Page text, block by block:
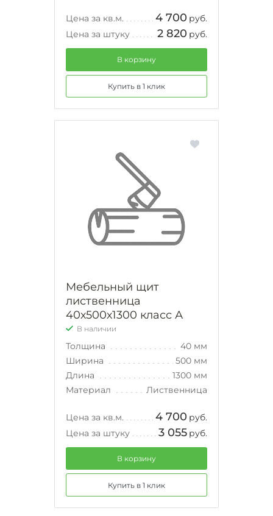
Цена за кв.м. 4 700 руб.
Цена за штуку
2 820 руб.
В корзину
Купить в 1 клик
Мебельный щит
лиственница
40х500х1300 класс А
В наличии
Толщина
40 мм
Ширина
500 мм
Длина
1300 мм
Материал
Лиственница
Цена за кв.м. 4 700 руб.
Цена за штуку
3 055 руб.
В корзину
Купить в 1 клик